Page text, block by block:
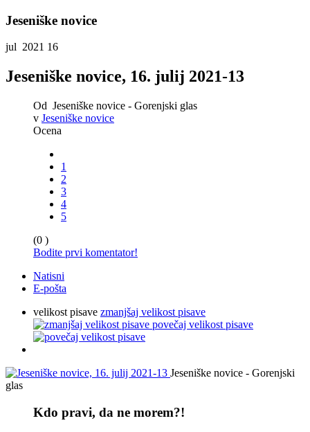
Jeseniške novice
jul 2021 16
Jeseniške novice, 16. julij 2021-13
Od Jeseniške novice - Gorenjski glas
v Jeseniške novice
Ocena
1
2
3
4
5
(0 )
Bodite prvi komentator!
Natisni
E-pošta
velikost pisave zmanjšaj velikost pisave
povečaj velikost pisave
Jeseniške novice - Gorenjski
glas
Kdo pravi, da ne morem?!